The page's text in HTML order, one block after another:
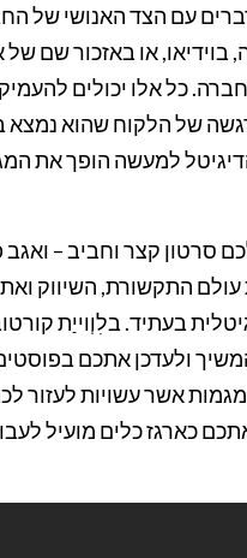
עם הצד האנושי של
או באזכור שם של
כל אלו יכולים
של הלקוח שהוא נמצא
למעשה הופך את
סרטון קצר וחביב –
התקשורת, השיווק
בעתיד. בלִוְוייַת
ולעדכן אתכם
ומגמות אשר עשויות לעזור
כארגז כלים מועיל